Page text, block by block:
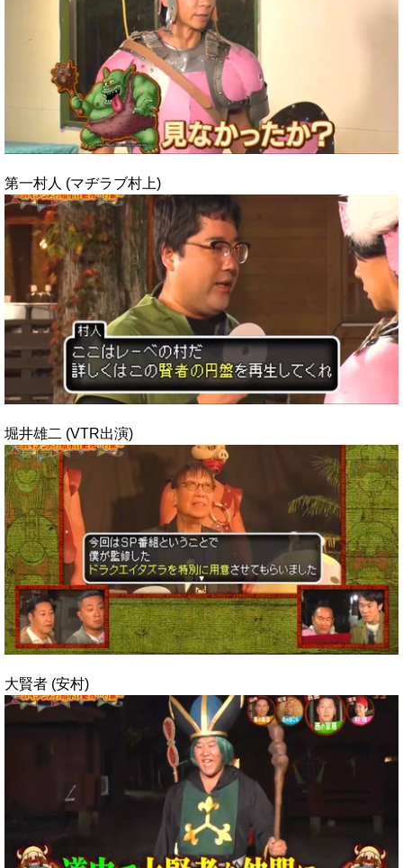
第一村人 (マヂラブ村上)
堀井雄二 (VTR出演)
大賢者 (安村)